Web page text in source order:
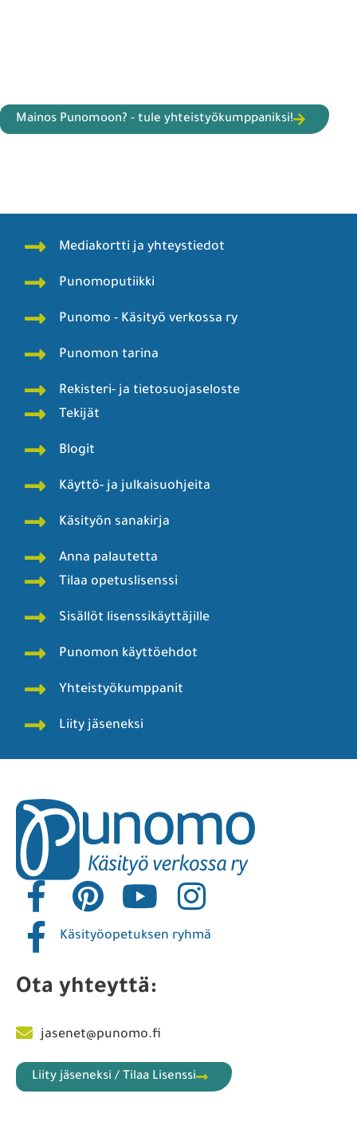
Mainos Punomoon? - tule yhteistyökumppaniksi!
Mediakortti ja yhteystiedot
Punomoputiikki
Punomo - Käsityö verkossa ry
Punomon tarina
Rekisteri- ja tietosuojaseloste
Tekijät
Blogit
Käyttö- ja julkaisuohjeita
Käsityön sanakirja
Anna palautetta
Tilaa opetuslisenssi
Sisällöt lisenssikäyttäjille
Punomon käyttöehdot
Yhteistyökumppanit
Liity jäseneksi
Käsityöopetuksen ryhmä
Ota yhteyttä:
jasenet@punomo.fi
Liity jäseneksi / Tilaa Lisenssi